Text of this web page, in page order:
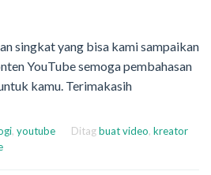
singkat yang bisa kami sampaikan
YouTube semoga pembahasan
kamu. Terimakasih
, youtube Ditagbuat video, kreator